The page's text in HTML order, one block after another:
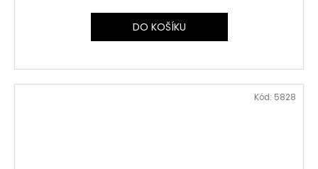
DO KOŠÍKU
Kód: 5828